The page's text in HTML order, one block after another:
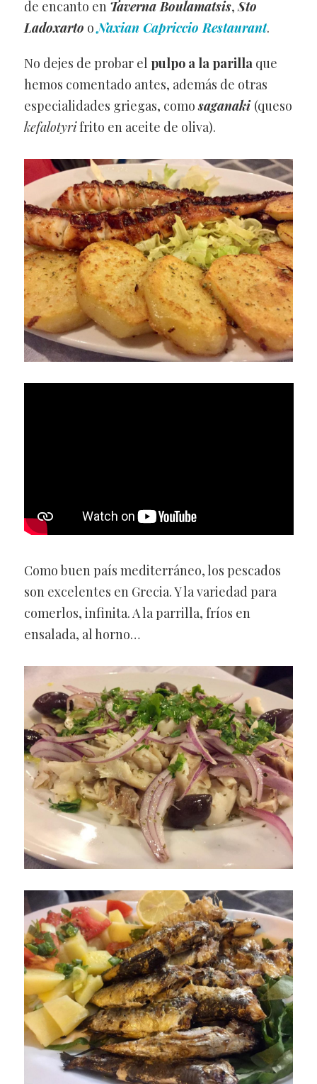
de encanto en Taverna Boulamatsis,Sto
Ladoxarto oNaxian Capriccio Restaurant.
No dejes de probar el pulpo a la parilla que
hemos comentado antes, además de otras
especialidades griegas, comosaganaki (queso
kefalotyrifrito en aceite de oliva).
Como buen país mediterráneo, los pescados
son excelentes en Grecia. Y la variedad para
comerlos, infinita. A la parrilla, fríos en
ensalada, al horno…